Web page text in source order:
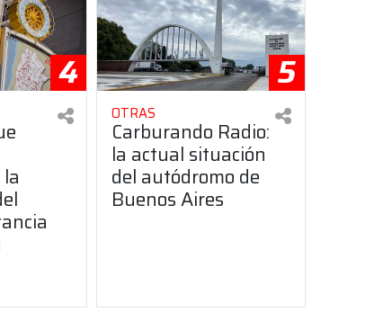
4 5
OTRAS
Carburando Radio:
la actual situación
del autódromo de
Buenos Aires